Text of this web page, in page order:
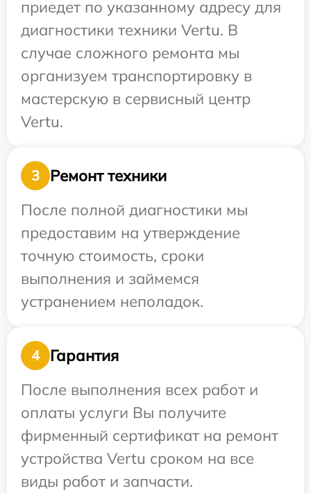
приедет по указанному адресу для
диагностики техники Vertu. В
случае сложного ремонта мы
организуем транспортировку в
мастерскую в сервисный центр
Vertu.
3
Ремонт техники
После полной диагностики мы
предоставим на утверждение
точную стоимость, сроки
выполнения и займемся
устранением неполадок.
4
Гарантия
После выполнения всех работ и
оплаты услуги Вы получите
фирменный сертификат на ремонт
устройства Vertu сроком на все
виды работ и запчасти.